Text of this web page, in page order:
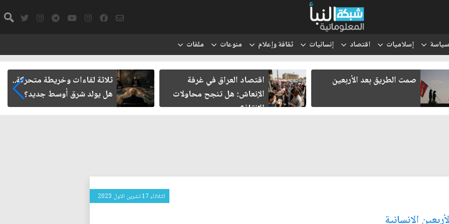
سياسة إسلاميات اقتصاد إنسانيات ثقافة وإعلام منوعات ملفات
صمت الطريق بعد الأربعين
اقتصاد العراق في غرفة
الإنعاش: هل تنجح محاولات
الإنقاذ؟
ثلاثة لقاءات وخريطة متحركة..
هل يولد شرق أوسط جديد؟
الثلاثاء 17 تشرين الاول 2023